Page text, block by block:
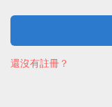
還沒有註冊？